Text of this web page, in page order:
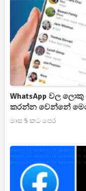
WhatsApp වල
කරන්න වෙන්නේ
මාස 5 කට පෙර